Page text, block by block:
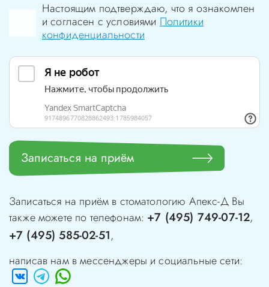
Настоящим подтверждаю, что я ознакомлен
и согласен с условиямиПолитики
конфиденциальности
Записаться на приём
Записаться на приём в стоматологию Апекс-ДВы
также можете по телефонам: +7 (495) 749-07-12,
+7 (495) 585-02-51,
написав нам в мессенджеры и социальные сети: